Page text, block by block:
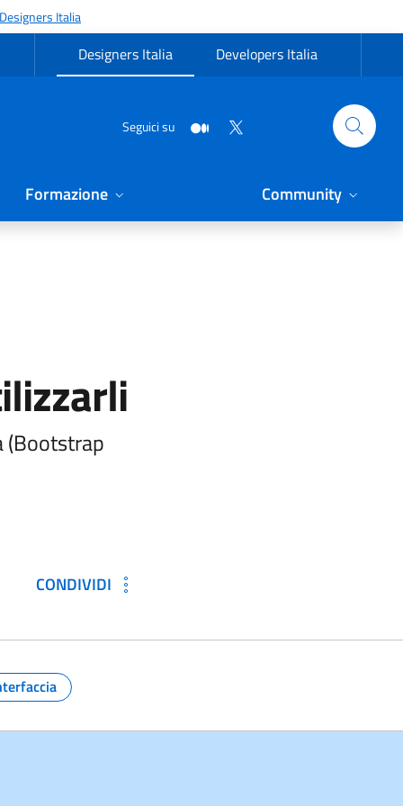
Italia
Designers Italia Developers Italia
Seguici su
Formazione Community
(Bootstrap
CONDIVIDI